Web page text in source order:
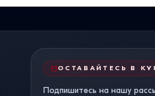
ОСТАВАЙТЕСЬ В
Подпишитесь на нашу